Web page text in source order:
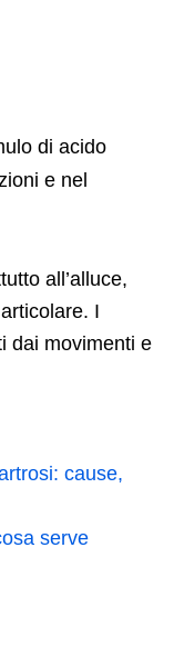
di acido
e nel
all’alluce,
I
dai movimenti e
cause,
serve